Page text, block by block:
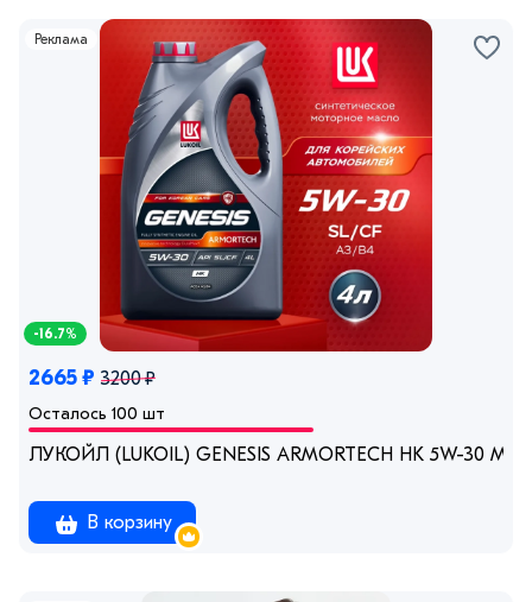
Реклама
-16.7%
2665 ₽ 3200 ₽
Осталось 100 шт
ЛУКОЙЛ (LUKOIL) GENESIS ARMORTECH HK 5W-30
В корзину